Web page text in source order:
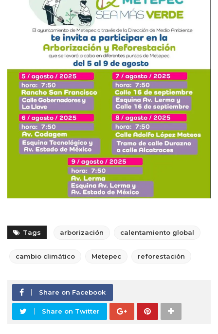
Tags arborización calentamiento global
cambio climático Metepec reforestación
Share on Facebook
Share on Twitter